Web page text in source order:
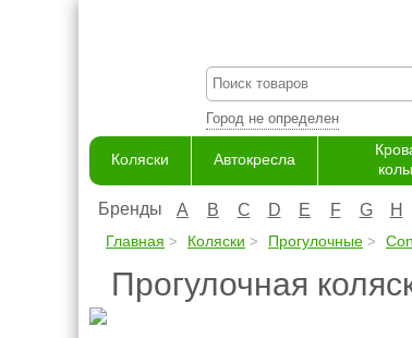
Город не определен
Коляски Автокресла
Бренды A B C D E F G H
Главная Коляски Прогулочные
Прогулочная